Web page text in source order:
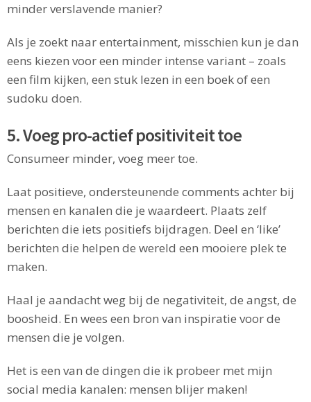
minder verslavende manier?
Als je zoekt naar entertainment, misschien kun je dan
eens kiezen voor een minder intense variant – zoals
een film kijken, een stuk lezen in een boek of een
sudoku doen.
5. Voeg pro-actief positiviteit toe
Consumeer minder, voeg meer toe.
Laat positieve, ondersteunende comments achter bij
mensen en kanalen die je waardeert. Plaats zelf
berichten die iets positiefs bijdragen. Deel en ‘like’
berichten die helpen de wereld een mooiere plek te
maken.
Haal je aandacht weg bij de negativiteit, de angst, de
boosheid. En wees een bron van inspiratie voor de
mensen die je volgen.
Het is een van de dingen die ik probeer met mijn
social media kanalen: mensen blijer maken!